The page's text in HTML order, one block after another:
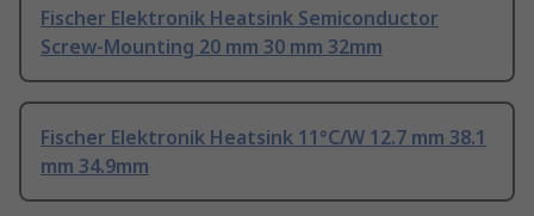
Fischer Elektronik Heatsink Semiconductor
Screw-Mounting 20 mm 30 mm 32mm
Fischer Elektronik Heatsink 11°C/W 12.7 mm 38.1
mm 34.9mm